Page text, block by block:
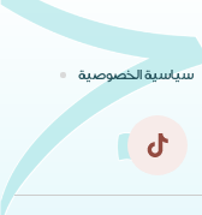
سياسية الخصوصية